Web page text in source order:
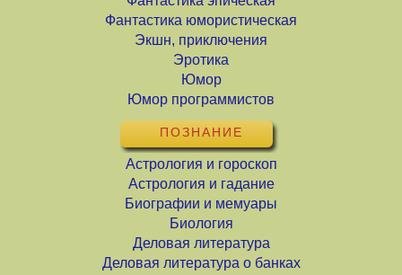
Фантастика юмористическая
Экшн, приключения
Эротика
Юмор
Юмор программистов
ПОЗНАНИЕ
Астрология и гороскоп
Астрология и гадание
Биографии и мемуары
Биология
Деловая литература
Деловая литература о банках